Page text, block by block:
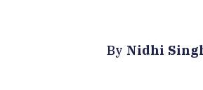
By Nidhi